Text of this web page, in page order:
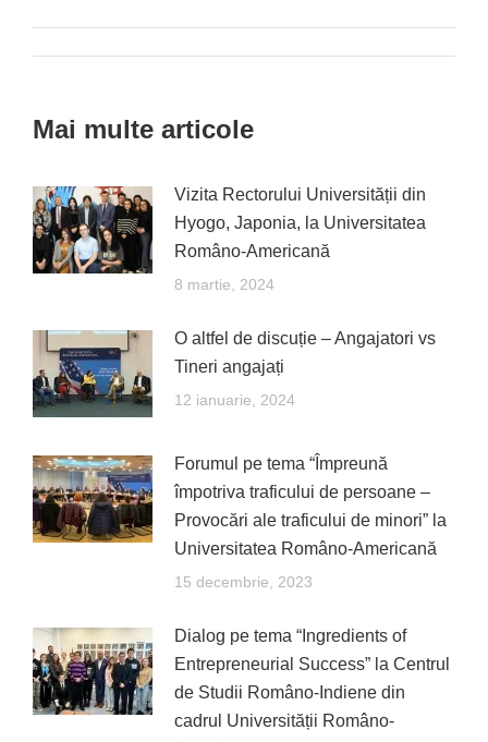
Post
Mai multe articole
Vizita Rectorului Universității din
Hyogo, Japonia, la Universitatea
Româno-Americană
8 martie, 2024
O altfel de discuție – Angajatori vs
Tineri angajați
12 ianuarie, 2024
Forumul pe tema “Împreună
împotriva traficului de persoane –
Provocări ale traficului de minori” la
Universitatea Româno-Americană
15 decembrie, 2023
Dialog pe tema “Ingredients of
Entrepreneurial Success” la Centrul
de Studii Româno-Indiene din
cadrul Universității Româno-